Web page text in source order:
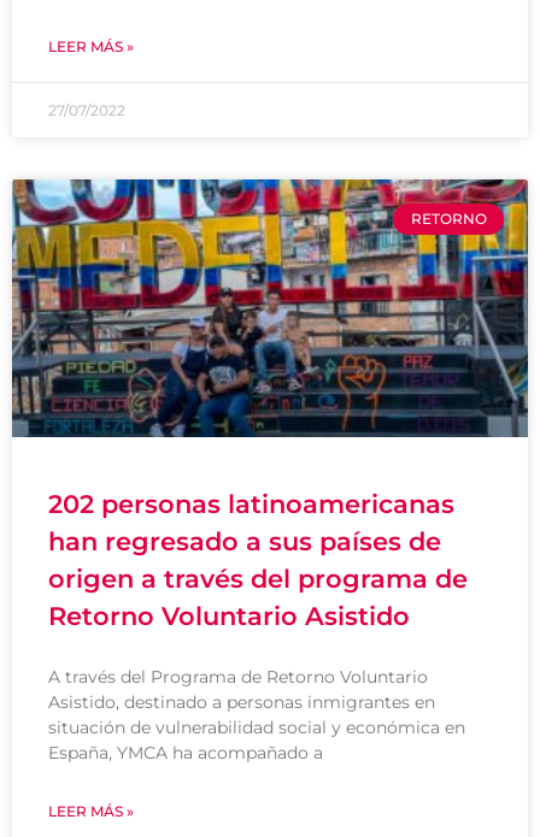
LEER MÁS »
27/07/2022
RETORNO
202 personas latinoamericanas
han regresado a sus países de
origen a través del programa de
Retorno Voluntario Asistido
A través del Programa de Retorno Voluntario
Asistido, destinado a personas inmigrantes en
situación de vulnerabilidad social y económica en
España, YMCA ha acompañado a
LEER MÁS »